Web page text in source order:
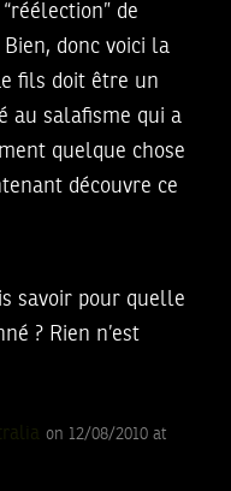
de
Bien, donc voici la
fils doit être un
au salafisme qui a
quelque chose
découvre ce
savoir pour quelle
? Rien n’est
on 12/08/2010 at